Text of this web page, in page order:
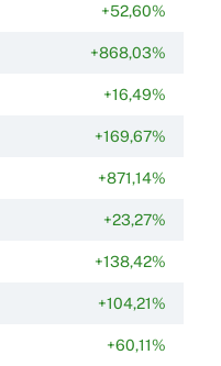
+52,60%
+868,03%
+16,49%
+169,67%
+871,14%
+23,27%
+138,42%
+104,21%
+60,11%